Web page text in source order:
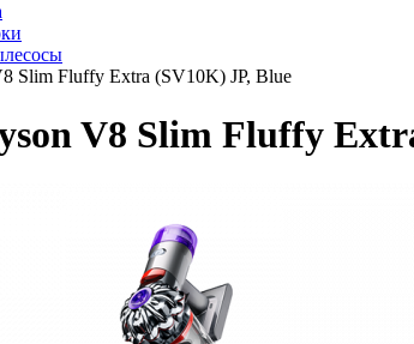
Slim Fluffy Extra (SV10K) JP, Blue
V8 Slim Fluffy